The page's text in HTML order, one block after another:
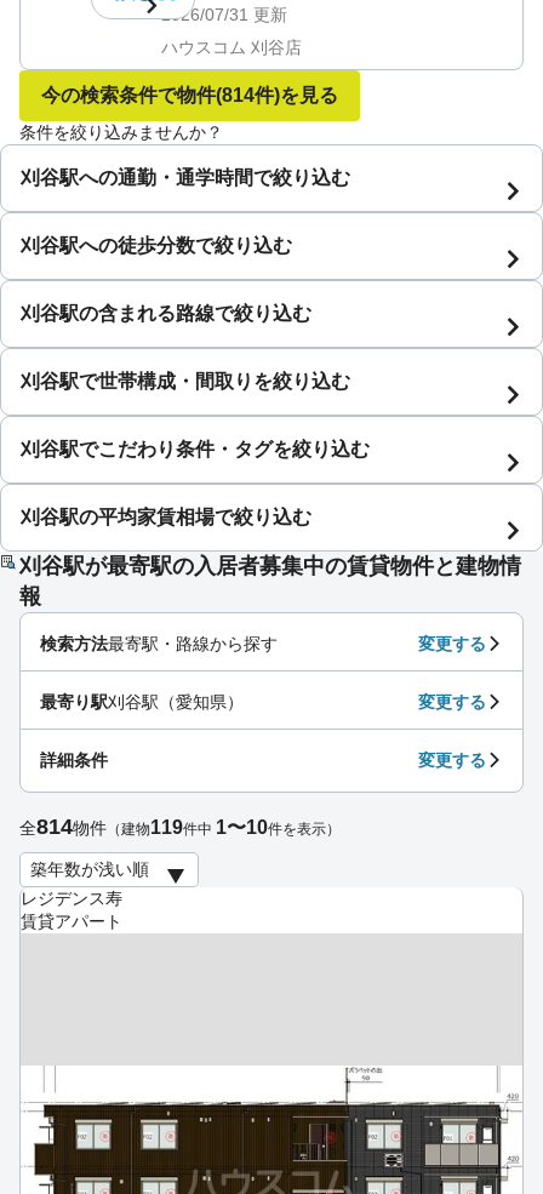
2026/07/31 更新
ハウスコム 刈谷店
今の検索条件で物件(814件)を見る
条件を絞り込みませんか？
刈谷駅への通勤・通学時間で絞り込む
刈谷駅への徒歩分数で絞り込む
刈谷駅の含まれる路線で絞り込む
刈谷駅で世帯構成・間取りを絞り込む
刈谷駅でこだわり条件・タグを絞り込む
刈谷駅の平均家賃相場で絞り込む
刈谷駅が最寄駅の入居者募集中の賃貸物件と建物情
報
レジデンス寿
賃貸アパート
検索方法最寄駅・路線から探す 変更する
最寄り駅刈谷駅（愛知県） 変更する
詳細条件 変更する
全814物件 （建物119件中 1〜10件を表示）